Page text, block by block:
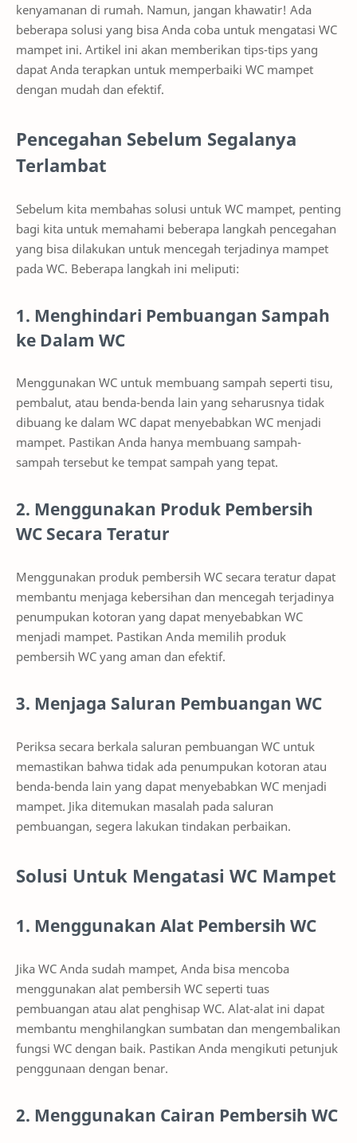
kenyamanan di rumah. Namun, jangan khawatir! Ada
beberapa solusi yang bisa Anda coba untuk mengatasi WC
mampet ini. Artikel ini akan memberikan tips-tips yang
dapat Anda terapkan untuk memperbaiki WC mampet
dengan mudah dan efektif.
Pencegahan Sebelum Segalanya
Terlambat
Sebelum kita membahas solusi untuk WC mampet, penting
bagi kita untuk memahami beberapa langkah pencegahan
yang bisa dilakukan untuk mencegah terjadinya mampet
pada WC. Beberapa langkah ini meliputi:
1. Menghindari Pembuangan Sampah
ke Dalam WC
Menggunakan WC untuk membuang sampah seperti tisu,
pembalut, atau benda-benda lain yang seharusnya tidak
dibuang ke dalam WC dapat menyebabkan WC menjadi
mampet. Pastikan Anda hanya membuang sampah-
sampah tersebut ke tempat sampah yang tepat.
2. Menggunakan Produk Pembersih
WC Secara Teratur
Menggunakan produk pembersih WC secara teratur dapat
membantu menjaga kebersihan dan mencegah terjadinya
penumpukan kotoran yang dapat menyebabkan WC
menjadi mampet. Pastikan Anda memilih produk
pembersih WC yang aman dan efektif.
3. Menjaga Saluran Pembuangan WC
Periksa secara berkala saluran pembuangan WC untuk
memastikan bahwa tidak ada penumpukan kotoran atau
benda-benda lain yang dapat menyebabkan WC menjadi
mampet. Jika ditemukan masalah pada saluran
pembuangan, segera lakukan tindakan perbaikan.
Solusi Untuk Mengatasi WC Mampet
1. Menggunakan Alat Pembersih WC
Jika WC Anda sudah mampet, Anda bisa mencoba
menggunakan alat pembersih WC seperti tuas
pembuangan atau alat penghisap WC. Alat-alat ini dapat
membantu menghilangkan sumbatan dan mengembalikan
fungsi WC dengan baik. Pastikan Anda mengikuti petunjuk
penggunaan dengan benar.
2. Menggunakan Cairan Pembersih WC